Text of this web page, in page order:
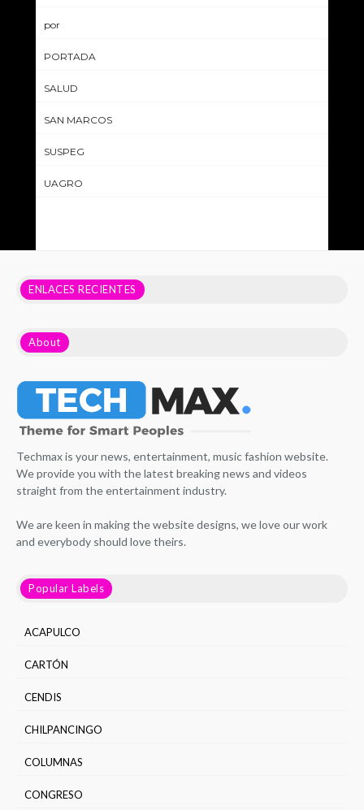
por
PORTADA
SALUD
SAN MARCOS
SUSPEG
UAGRO
ENLACES RECIENTES
About
Techmax is your news, entertainment, music fashion website.
We provide you with the latest breaking news and videos
straight from the entertainment industry.
We are keen in making the website designs, we love our work
and everybody should love theirs.
Popular Labels
ACAPULCO
CARTÓN
CENDIS
CHILPANCINGO
COLUMNAS
CONGRESO